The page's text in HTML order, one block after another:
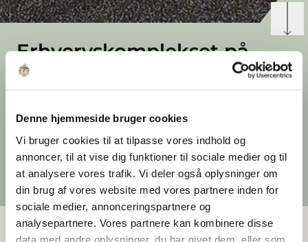
Denne hjemmeside bruger cookies
Vi bruger cookies til at tilpasse vores indhold og
annoncer, til at vise dig funktioner til sociale medier og til
at analysere vores trafik. Vi deler også oplysninger om
din brug af vores website med vores partnere inden for
sociale medier, annonceringspartnere og
analysepartnere. Vores partnere kan kombinere disse
data med andre oplysninger, du har givet dem, eller som
Erhvervskomplekset på
Klamsagervej samlet igen
december 2021 købt den sidste bygning i
erhvervskomplekset på Klamsagervej og ejer
dermed nu hele ejendomsklyngen.
Udgivet 3. maj 2022